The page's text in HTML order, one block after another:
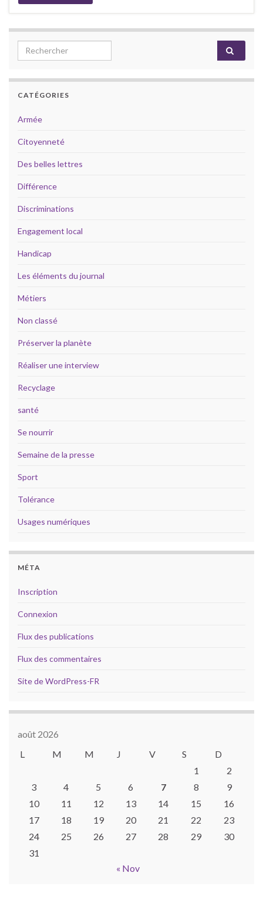
Search for:
CATÉGORIES
Armée
Citoyenneté
Des belles lettres
Différence
Discriminations
Engagement local
Handicap
Les éléments du journal
Métiers
Non classé
Préserver la planète
Réaliser une interview
Recyclage
santé
Se nourrir
Semaine de la presse
Sport
Tolérance
Usages numériques
MÉTA
Inscription
Connexion
Flux des publications
Flux des commentaires
Site de WordPress-FR
août 2026
L
M M J V S
D
1
2
3
4 5 6 7 8
9
10
11 12 13 14 15
16
17
18 19 20 21 22
23
24
25 26 27 28 29
30
31
« Nov